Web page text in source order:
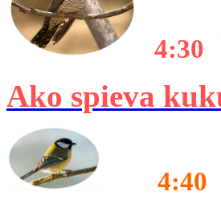
4:30
Ako spieva
4:40